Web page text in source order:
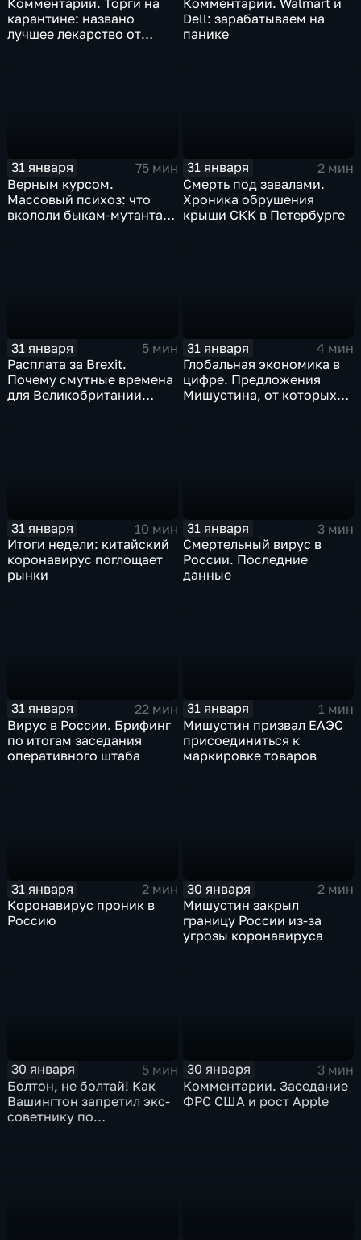
Комментарии. Торги на
карантине: названо
лучшее лекарство от
Комментарии. Walmart и
Dell: зарабатываем на
панике
31 января
75 мин
Верным курсом.
Массовый психоз: что
вкололи быкам-мутантам,
31 января
2 мин
Смерть под завалами.
Хроника обрушения
крыши СКК в Петербурге
31 января
5 мин
Расплата за Brexit.
Почему смутные времена
для Великобритании
31 января
4 мин
Глобальная экономика в
цифре. Предложения
Мишустина, от которых
31 января
10 мин
Итоги недели: китайский
коронавирус поглощает
рынки
31 января
3 мин
Смертельный вирус в
России. Последние
данные
31 января
22 мин
Вирус в России. Брифинг
по итогам заседания
оперативного штаба
31 января
1 мин
Мишустин призвал ЕАЭС
присоединиться к
маркировке товаров
31 января
2 мин
Коронавирус проник в
Россию
30 января
2 мин
Мишустин закрыл
границу России из-за
угрозы коронавируса
30 января
5 мин
Болтон, не болтай! Как
Вашингтон запретил экс-
советнику по
30 января
3 мин
Комментарии. Заседание
ФРС США и рост Apple